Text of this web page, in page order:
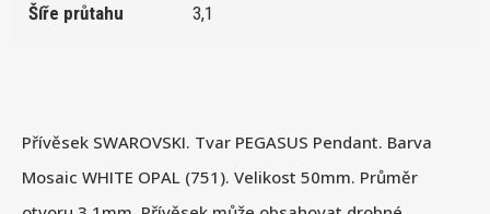
Přívěsek SWAROVSKI. Tvar PEGASUS Pendant. Barva
Mosaic WHITE OPAL (751). Velikost 50mm. Průměr
Šíře průtahu 3,1